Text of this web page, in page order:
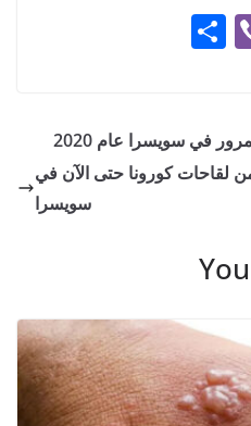
Vi
b
e
جرعة من لقاحات كورونا حتى الآن في
سويسرا